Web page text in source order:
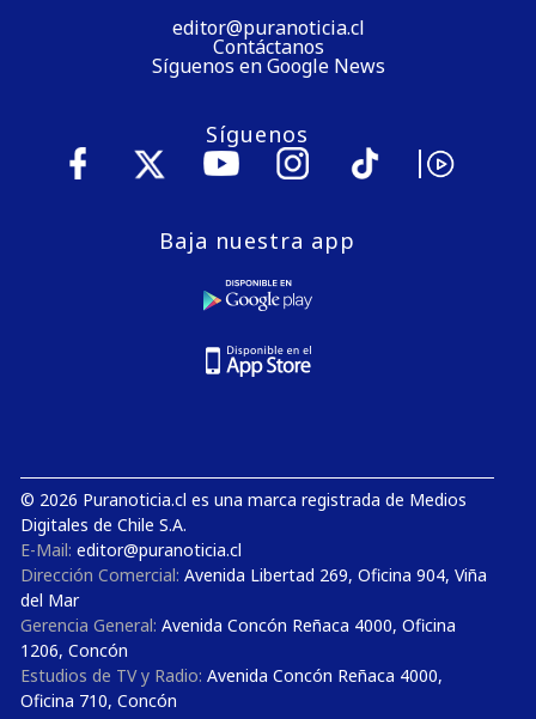
editor@puranoticia.cl
Contáctanos
Síguenos en Google News
Síguenos
Baja nuestra app
© 2026 Puranoticia.cl es una marca registrada de Medios
Digitales de Chile S.A.
E-Mail: editor@puranoticia.cl
Dirección Comercial: Avenida Libertad 269, Oficina 904, Viña
del Mar
Gerencia General: Avenida Concón Reñaca 4000, Oficina
1206, Concón
Estudios de TV y Radio: Avenida Concón Reñaca 4000,
Oficina 710, Concón